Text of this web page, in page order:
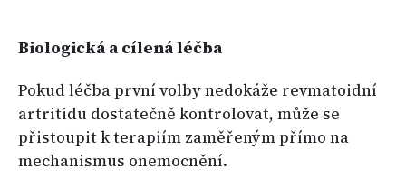
Biologická a cílená léčba
Pokud léčba první volby nedokáže revmatoidní
artritidu dostatečně kontrolovat, může se
přistoupit k terapiím zaměřeným přímo na
mechanismus onemocnění.